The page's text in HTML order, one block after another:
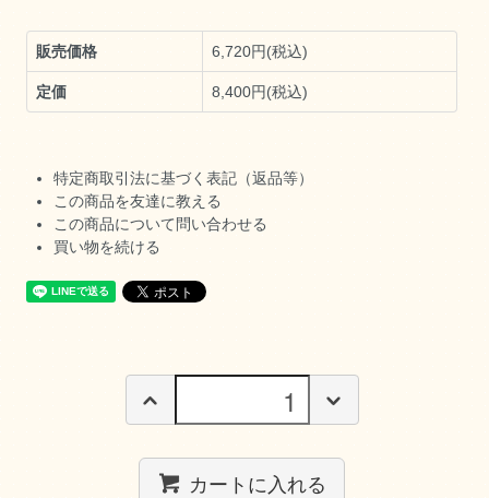
販売価格 6,720円(税込)
定価 8,400円(税込)
特定商取引法に基づく表記（返品等）
この商品を友達に教える
この商品について問い合わせる
買い物を続ける
カートに入れる